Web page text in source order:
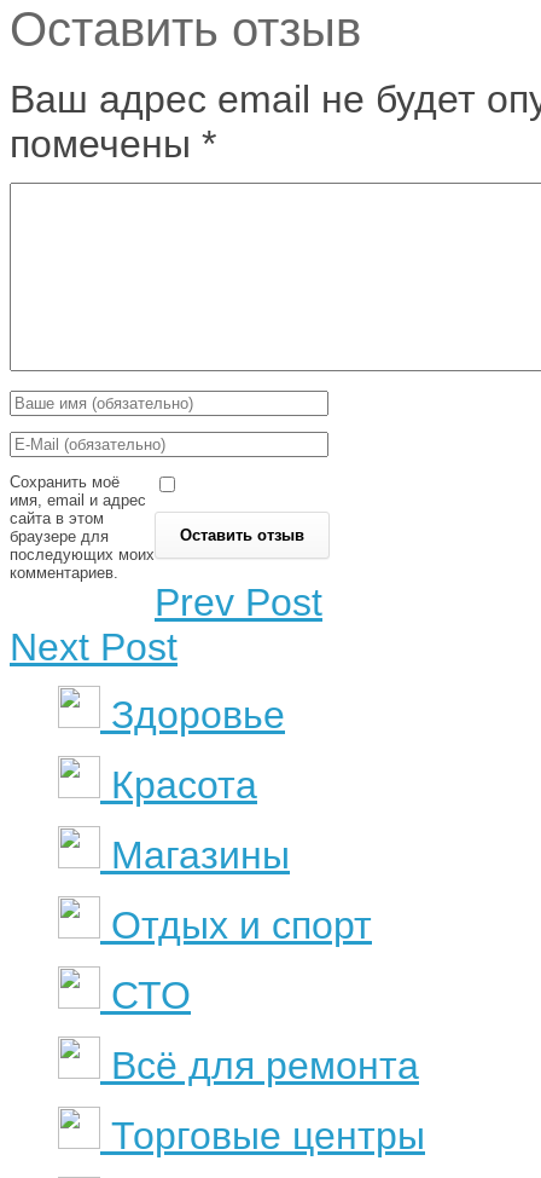
Оставить отзыв
Ваш адрес email не будет
помечены *
Сохранить моё
имя, email и адрес
сайта в этом
браузере для
последующих моих
комментариев.
Prev Post
Next Post
Здоровье
Красота
Магазины
Отдых и спорт
СТО
Всё для ремонта
Торговые центры